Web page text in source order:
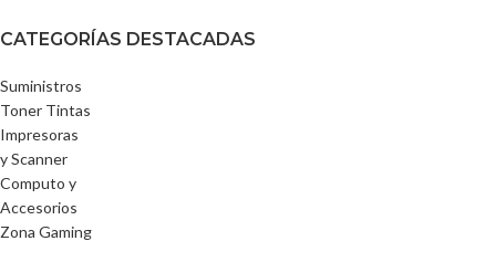
CATEGORÍAS DESTACADAS
Suministros
Toner Tintas
Impresoras
y Scanner
Computo y
Accesorios
Zona Gaming